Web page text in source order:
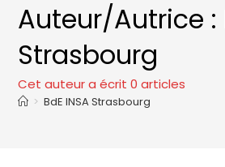
Auteur/autrice :
Strasbourg
Cet auteur a écrit 0 articles
> BdE INSA Strasbourg